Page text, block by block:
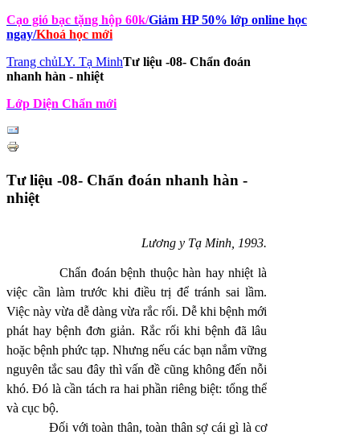
Cạo gió bạc tặng hộp 60k/Giảm HP 50% lớp online học
ngay/Khoá học mới
Trang chủLY. Tạ MinhTư liệu -08- Chẩn đoán
nhanh hàn - nhiệt
Lớp Diện Chẩn mới
Tư liệu -08- Chẩn đoán nhanh hàn -
nhiệt
Lương y Tạ Minh, 1993.
Chẩn đoán bệnh thuộc hàn hay nhiệt là
việc cần làm trước khi điều trị để tránh sai lầm.
Việc này vừa dễ dàng vừa rắc rối. Dễ khi bệnh mới
phát hay bệnh đơn giản. Rắc rối khi bệnh đã lâu
hoặc bệnh phức tạp. Nhưng nếu các bạn nắm vững
nguyên tắc sau đây thì vấn đề cũng không đến nỗi
khó. Đó là cần tách ra hai phần riêng biệt: tổng thể
và cục bộ.
Đối với toàn thân, toàn thân sợ cái gì là cơ